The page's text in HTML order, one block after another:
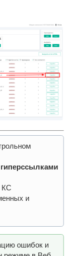
гиперссылками
КС
и
ошибок и